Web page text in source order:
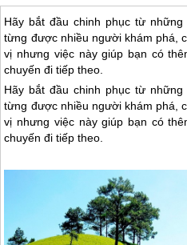
Hãy bắt đầu chinh phục từ
từng được nhiều người khám phá,
vị nhưng việc này giúp bạn có
chuyến đi tiếp theo.
Hãy bắt đầu chinh phục từ
từng được nhiều người khám phá,
vị nhưng việc này giúp bạn có
chuyến đi tiếp theo.